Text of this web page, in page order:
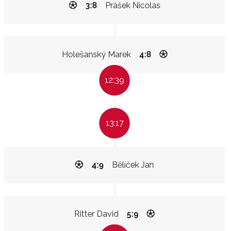
Prášek Nicolas
3:8
Holešanský Marek 4:8
12:39
13:17
Bělíček Jan
4:9
Ritter David 5:9